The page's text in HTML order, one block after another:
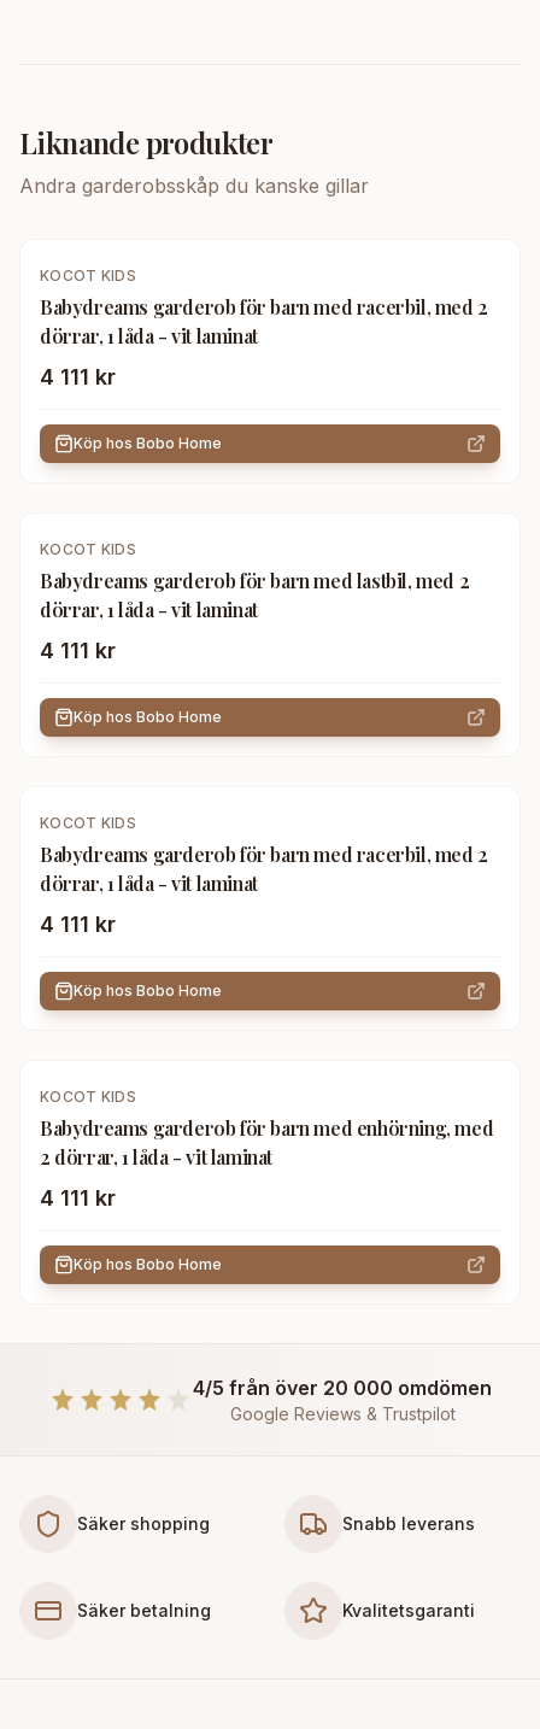
Liknande produkter
Andra garderobsskåp du kanske gillar
KOCOT KIDS
Babydreams garderob för barn med racerbil, med 2
dörrar, 1 låda - vit laminat
4 111 kr
Köp hos Bobo Home
KOCOT KIDS
Babydreams garderob för barn med lastbil, med 2
dörrar, 1 låda - vit laminat
4 111 kr
Köp hos Bobo Home
KOCOT KIDS
Babydreams garderob för barn med racerbil, med 2
dörrar, 1 låda - vit laminat
4 111 kr
Köp hos Bobo Home
KOCOT KIDS
Babydreams garderob för barn med enhörning, med
2 dörrar, 1 låda - vit laminat
4 111 kr
Köp hos Bobo Home
4/5 från över 20 000 omdömen
Google Reviews & Trustpilot
Säker shopping Snabb leverans
Säker betalning Kvalitetsgaranti